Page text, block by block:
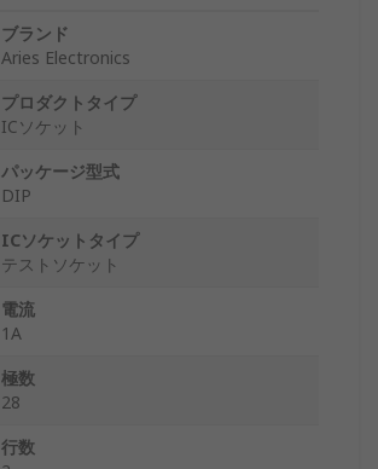
ブランド
Aries Electronics
プロダクトタイプ
ICソケット
パッケージ型式
DIP
ICソケットタイプ
テストソケット
電流
1A
極数
28
行数